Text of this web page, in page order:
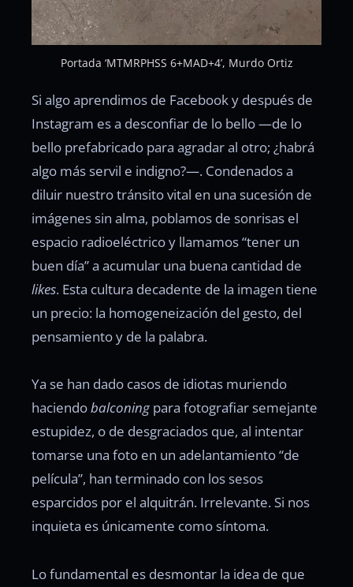
Portada ‘MTMRPHSS 6+MAD+4’, Murdo Ortiz
Si algo aprendimos de Facebook y después de
Instagram es a desconfiar de lo bello —de lo
bello prefabricado para agradar al otro; ¿habrá
algo más servil e indigno?—. Condenados a
diluir nuestro tránsito vital en una sucesión de
imágenes sin alma, poblamos de sonrisas el
espacio radioeléctrico y llamamos “tener un
buen día” a acumular una buena cantidad de
likes. Esta cultura decadente de la imagen tiene
un precio: la homogeneización del gesto, del
pensamiento y de la palabra.
Ya se han dado casos de idiotas muriendo
haciendobalconingpara fotografiar semejante
estupidez, o de desgraciados que, al intentar
tomarse una foto en un adelantamiento “de
película”, han terminado con los sesos
esparcidos por el alquitrán. Irrelevante. Si nos
inquieta es únicamente como síntoma.
Lo fundamental es desmontar la idea de que